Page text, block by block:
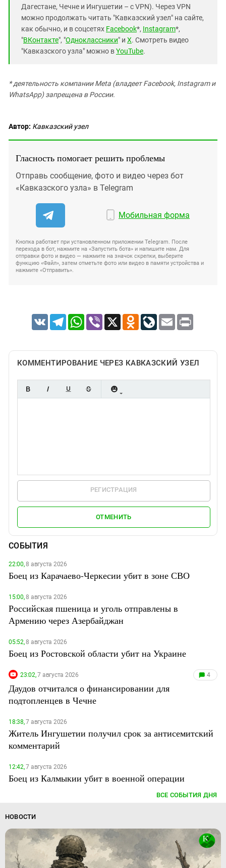
Дагестане, Чечне и Ингушетии – с VPN). Через VPN
можно продолжать читать "Кавказский узел" на сайте,
как обычно, и в соцсетях Facebook*, Instagram*,
"ВКонтакте", "Одноклассники" и X. Смотреть видео
"Кавказского узла" можно вYouTube.
* деятельность компании Meta (владеет Facebook, Instagram и
WhatsApp) запрещена в России.
Автор: Кавказский узел
Гласность помогает решить проблемы
Отправь сообщение, фото и видео через бот
«Кавказского узла» в Telegram
Мобильная форма
Кнопка работает при установленном приложении Telegram. После
перехода в бот, нажмите на «Запустить бота» и напишите нам. Для
отправки фото и видео — нажмите на значок скрепки, выберите
функцию «Файл», затем отметьте фото или видео в памяти устройства и
нажмите «Отправить».
VK TelegramWhatsApp
Viber X Odnoklassniki
LiveJournal
Email Print
КОММЕНТИРОВАНИЕ ЧЕРЕЗ КАВКАЗСКИЙ УЗЕЛ
РЕГИСТРАЦИЯ
ОТМЕНИТЬ
СОБЫТИЯ
22:00,8 августа 2026
Боец из Карачаево-Черкесии убит в зоне СВО
15:00,8 августа 2026
Российская пшеница и уголь отправлены в
Армению через Азербайджан
05:52,8 августа 2026
Боец из Ростовской области убит на Украине
23:02,7 августа 2026 4
Даудов отчитался о финансировании для
подтопленцев в Чечне
18:38,7 августа 2026
Житель Ингушетии получил срок за антисемитский
комментарий
12:42,7 августа 2026
Боец из Калмыкии убит в военной операции
ВСЕ СОБЫТИЯ ДНЯ
НОВОСТИ